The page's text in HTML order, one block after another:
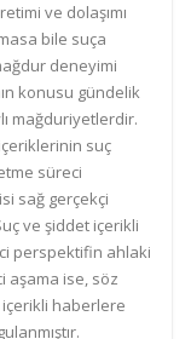
ve dolaşımı
bile suça
deneyimi
konusu gündelik
mağduriyetlerdir.
suç
süreci
sağ gerçekçi
ve şiddet içerikli
perspektifin ahlaki
aşama ise, söz
haberlere